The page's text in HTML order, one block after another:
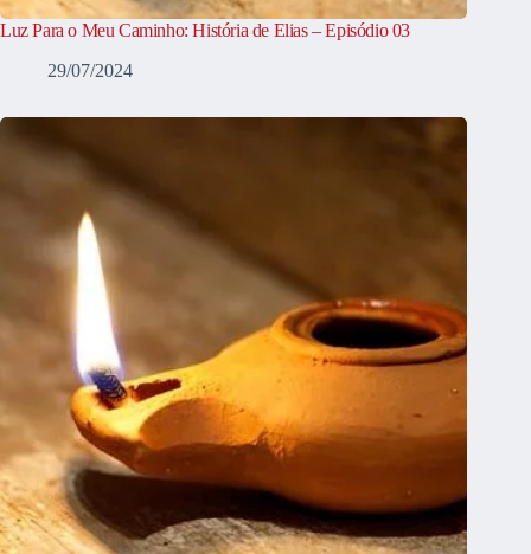
Luz Para o Meu Caminho: História de Elias – Episódio 03
29/07/2024